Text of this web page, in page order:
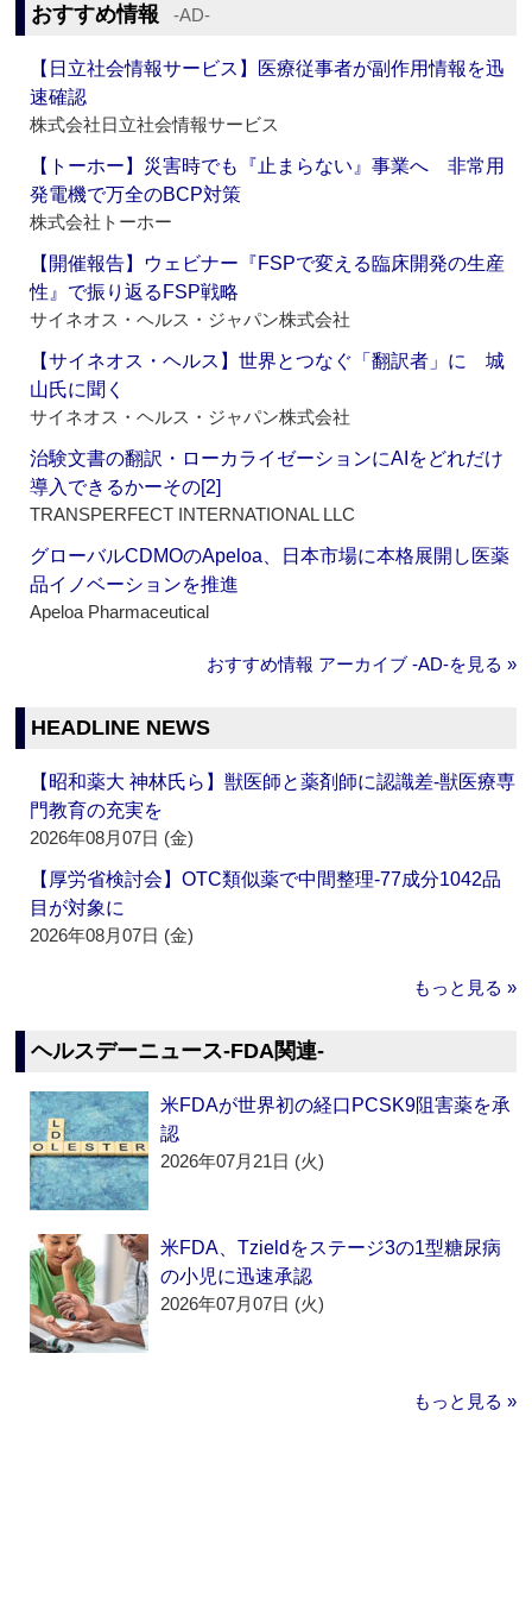
おすすめ情報 ‐AD‐
【日立社会情報サービス】医療従事者が副作用情報を迅
速確認
株式会社日立社会情報サービス
【トーホー】災害時でも『止まらない』事業へ 非常用
発電機で万全のBCP対策
株式会社トーホー
【開催報告】ウェビナー『FSPで変える臨床開発の生産
性』で振り返るFSP戦略
サイネオス・ヘルス・ジャパン株式会社
【サイネオス・ヘルス】世界とつなぐ「翻訳者」に 城
山氏に聞く
サイネオス・ヘルス・ジャパン株式会社
治験文書の翻訳・ローカライゼーションにAIをどれだけ
導入できるかーその[2]
TRANSPERFECT INTERNATIONAL LLC
グローバルCDMOのApeloa、日本市場に本格展開し医薬
品イノベーションを推進
Apeloa Pharmaceutical
おすすめ情報 アーカイブ ‐AD‐を見る »
HEADLINE NEWS
【昭和薬大 神林氏ら】獣医師と薬剤師に認識差‐獣医療専
門教育の充実を
2026年08月07日 (金)
【厚労省検討会】OTC類似薬で中間整理‐77成分1042品
目が対象に
2026年08月07日 (金)
もっと見る »
ヘルスデーニュース‐FDA関連‐
米FDAが世界初の経口PCSK9阻害薬を承
認
2026年07月21日 (火)
米FDA、Tzieldをステージ3の1型糖尿病
の小児に迅速承認
2026年07月07日 (火)
もっと見る »